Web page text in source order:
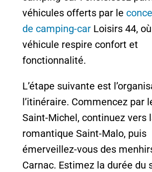
véhicules offerts par le
de camping-carLoisirs 44,
véhicule respire confort et
fonctionnalité.
L’étape suivante est
l’itinéraire. Commencez par
Saint-Michel, continuez vers
romantique Saint-Malo, puis
émerveillez-vous des
Carnac. Estimez la durée du